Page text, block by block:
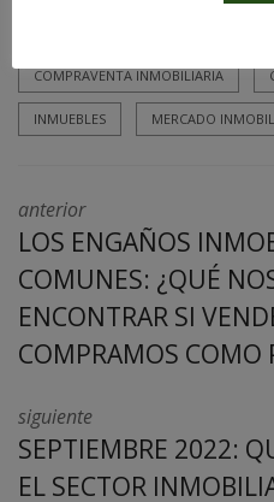
COMPRAVENTA INMOBILIARIA
INMUEBLES MERCADO
anterior
LOS ENGAÑOS
COMUNES: ¿QUÉ
ENCONTRAR SI
COMPRAMOS COMO
siguiente
SEPTIEMBRE 2022:
EL SECTOR